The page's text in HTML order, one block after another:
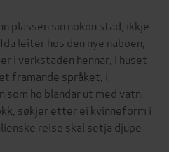
plassen sin nokon stad, ikkje
leiter hos den nye naboen,
i verkstaden hennar, i huset
framande språket, i
som ho blandar ut med vatn.
søkjer etter ei kvinneform i
reise skal setja djupe